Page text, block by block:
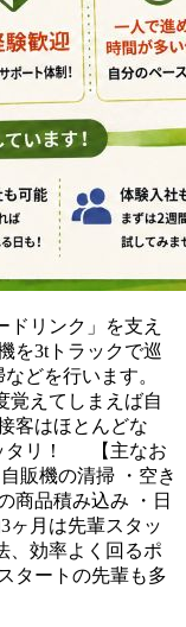
ドリンク」を支え
を3tトラックで巡
どを行います。
えてしまえば自
客はほとんどな
タリ！ 【主なお
販機の清掃 ・空き
商品積み込み ・日
月は先輩スタッ
、効率よく回るポ
タートの先輩も多